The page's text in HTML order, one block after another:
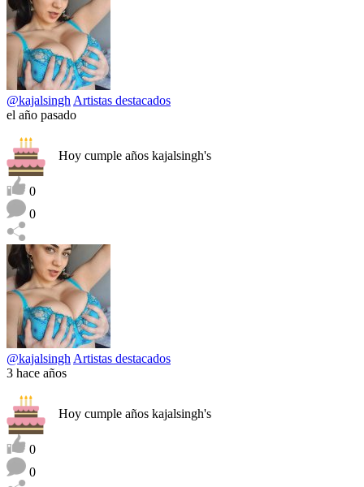
@kajalsingh Artistas destacados
el año pasado
Hoy cumple años kajalsingh's
0
0
@kajalsingh Artistas destacados
3 hace años
Hoy cumple años kajalsingh's
0
0